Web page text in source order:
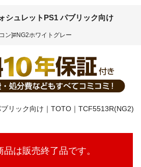
シュレットPS1 パブリック向け
ン]#NG2ホワイトグレー
品は販売終了品です。